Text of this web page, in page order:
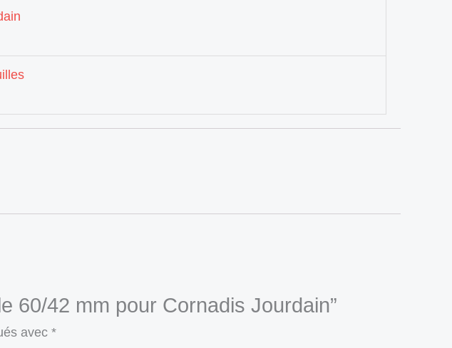
60/42 mm pour Cornadis Jourdain”
avec *